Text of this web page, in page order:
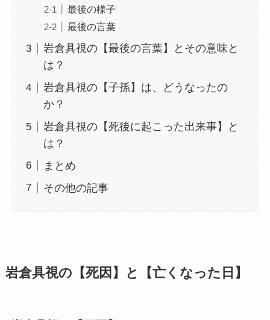
最後の様子
最後の言葉
岩倉具視の【最後の言葉】とその意味と
は？
岩倉具視の【子孫】は、どうなったの
か？
岩倉具視の【死後に起こった出来事】と
は？
まとめ
その他の記事
岩倉具視の【死因】と【亡くなった日】